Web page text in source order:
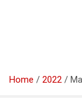
Home 2022